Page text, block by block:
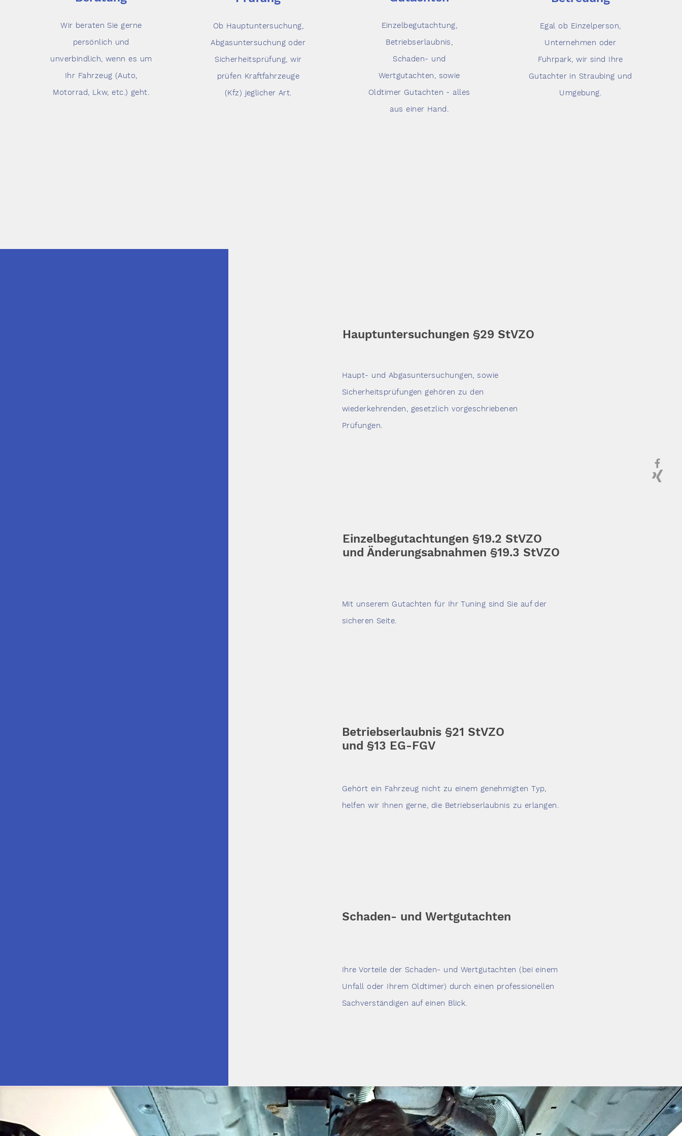
Wir beraten Sie gerne
persönlich und
unverbindlich, wenn es um
Ihr Fahrzeug (Auto,
Motorrad, Lkw, etc.) geht.
Ob Hauptuntersuchung,
Abgasuntersuchung oder
Sicherheitsprüfung, wir
prüfen Kraftfahrzeuge
(Kfz) jeglicher Art.
Einzelbegutachtung,
Betriebserlaubnis,
Schaden- und
Wertgutachten, sowie
Oldtimer Gutachten - alles
aus einer Hand.
Egal ob Einzelperson,
Unternehmen oder
Fuhrpark, wir sind Ihre
Gutachter in Straubing und
Umgebung.
Hauptuntersuchungen §29 StVZO
Haupt- und Abgasuntersuchungen, sowie
Sicherheitsprüfungen gehören zu den
wiederkehrenden, gesetzlich vorgeschriebenen
Prüfungen.
Einzelbegutachtungen §19.2 StVZO
und Änderungsabnahmen §19.3 StVZO
Mit unserem Gutachten für Ihr Tuning sind Sie auf der
sicheren Seite.
Betriebserlaubnis §21 StVZO
und §13 EG-FGV
Gehört ein Fahrzeug nicht zu einem genehmigten Typ,
helfen wir Ihnen gerne, die Betriebserlaubnis zu erlangen.
Schaden- und Wertgutachten
Ihre Vorteile der Schaden- und Wertgutachten (bei einem
Unfall oder Ihrem Oldtimer) durch einen professionellen
Sachverständigen auf einen Blick.